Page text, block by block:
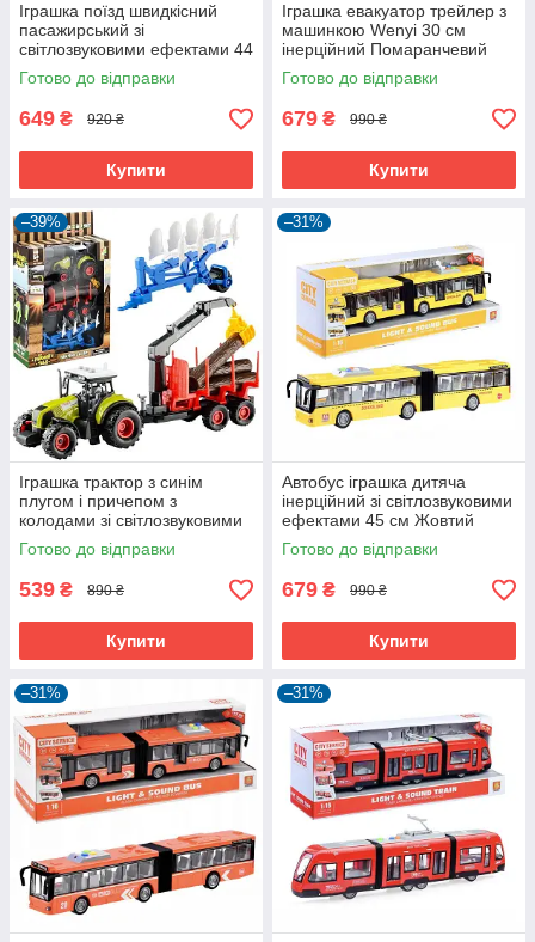
Іграшка поїзд швидкісний
пасажирський зі
світлозвуковими ефектами 44
см Червоний (59333)
Готово до відправки
649 ₴ 920 ₴
Купити
Іграшка евакуатор трейлер з
машинкою Wenyi 30 см
інерційний Помаранчевий
(59104)
Готово до відправки
679 ₴ 990 ₴
Купити
–39%
Іграшка трактор з синім
плугом і причепом з
колодами зі світлозвуковими
ефектами (59670)
Готово до відправки
539 ₴ 890 ₴
Купити
–31%
Автобус іграшка дитяча
інерційний зі світлозвуковими
ефектами 45 см Жовтий
(59808)
Готово до відправки
679 ₴ 990 ₴
Купити
–31% –31%